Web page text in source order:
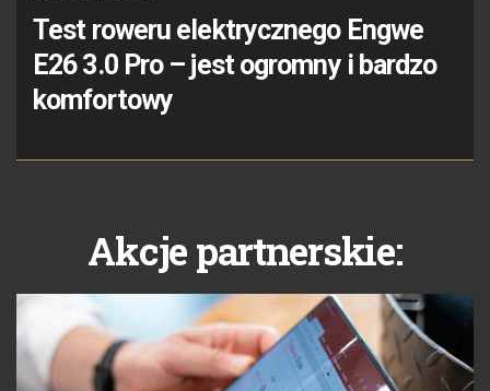
Test roweru elektrycznego Engwe
E26 3.0 Pro – jest ogromny i bardzo
komfortowy
Akcje partnerskie: